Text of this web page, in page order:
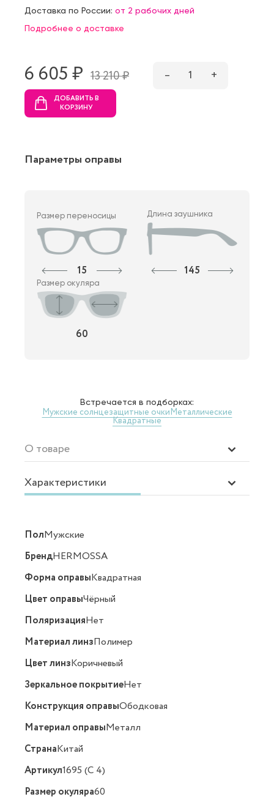
Доставка по России: от 2 рабочих дней
Подробнее о доставке
6 605 ₷ 13 210 ₷ – 1 +
ДОБАВИТЬ В
КОРЗИНУ
Параметры оправы
Размер переносицы
15
Длина заушника
145
Размер окуляра
60
Встречается в подборках:
Мужские солнцезащитные очкиМеталлические
Квадратные
О товаре
Характеристики
ПолМужские
БрендHERMOSSA
Форма оправыКвадратная
Цвет оправыЧёрный
ПоляризацияНет
Материал линзПолимер
Цвет линзКоричневый
Зеркальное покрытиеНет
Конструкция оправыОбодковая
Материал оправыМеталл
СтранаКитай
Артикул1695 (C 4)
Размер окуляра60